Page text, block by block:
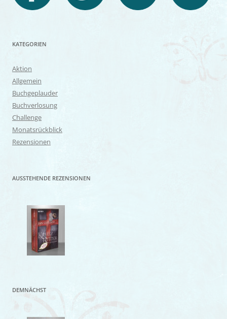
KATEGORIEN
Aktion
Allgemein
Buchgeplauder
Buchverlosung
Challenge
Monatsrückblick
Rezensionen
AUSSTEHENDE REZENSIONEN
DEMNÄCHST